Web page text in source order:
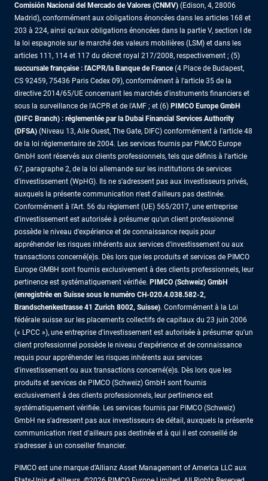
Comisión Nacional del Mercado de Valores (CNMV) (Edison, 4, 28006
Madrid), conformément aux obligations énoncées dans les articles 168 et
203 à 224, ainsi qu'aux obligations énoncées dans la partie V, section I de
la loi espagnole sur le marché des valeurs mobilières (LSM) et dans les
articles 111, 114 et 117 du décret royal 217/2008, respectivement ; (5)
succursale française : l'ACPR/la Banque de France(4 Place de Budapest,
CS 92459, 75436 Paris Cedex 09), conformément à l'article 35 de la
directive 2014/65/UE concernant les marchés d'instruments financiers et
sous la surveillance de l'ACPR et de l'AMF ; et (6) PIMCO Europe GmbH
(DIFC Branch) : réglementée par la Dubai Financial Services Authority
(DFSA) (Niveau 13, Aile Ouest, The Gate, DIFC) conformément à l’article 48
de la loi réglementaire de 2004. Les services fournis par PIMCO Europe
GmbH sont réservés aux clients professionnels, tels que définis à l'article
67, paragraphe 2, de la loi allemande sur les institutions de services
d'investissement (WpHG). Ils ne s'adressent pas aux investisseurs privés,
auxquels la présente communication n'est d'ailleurs pas destinée.
Conformément à l’Art. 56 du règlement (UE) 565/2017, une entreprise
d'investissement est autorisée à présumer qu'un client professionnel
possède le niveau d'expérience et de connaissance requis pour
appréhender les risques inhérents aux services d'investissement ou aux
transactions concerné(e)s. Dès lors que les produits et services de PIMCO
Europe GMBH sont fournis exclusivement à des clients professionnels, leur
pertinence est systématiquement vérifiée. PIMCO (Schweiz) GmbH
(enregistrée en Suisse sous le numéro CH-020.4.038.582-2,
Brandschenkestrasse 41 Zurich 8002, Suisse). Conformément à la Loi
fédérale suisse sur les placements collectifs de capitaux du 23 juin 2006
(« LPCC »), une entreprise d'investissement est autorisée à présumer qu'un
client professionnel possède le niveau d'expérience et de connaissance
requis pour appréhender les risques inhérents aux services
d'investissement ou aux transactions concerné(e)s. Dès lors que les
produits et services de PIMCO (Schweiz) GmbH sont fournis
exclusivement à des clients professionnels, leur pertinence est
systématiquement vérifiée. Les services fournis par PIMCO (Schweiz)
GmbH ne s'adressent pas aux investisseurs de détail, auxquels la présente
communication n'est d'ailleurs pas destinée et à qui il est conseillé de
s'adresser à un conseiller financier.
PIMCO est une marque d’Allianz Asset Management of America LLC aux